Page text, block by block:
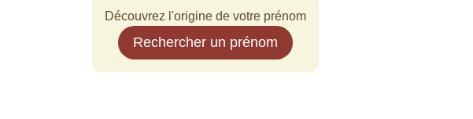
Découvrez l'origine de votre prénom
Rechercher un prénom